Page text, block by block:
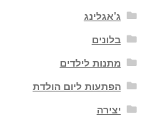
ג'אגלינג
בלונים
מתנות לילדים
הפתעות ליום הולדת
יצירה